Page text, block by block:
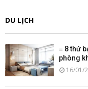
DU LỊCH
≡ 8 thứ
phòng
16/01/